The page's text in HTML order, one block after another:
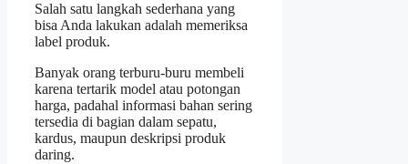
Salah satu langkah sederhana yang
bisa Anda lakukan adalah memeriksa
label produk.
Banyak orang terburu-buru membeli
karena tertarik model atau potongan
harga, padahal informasi bahan sering
tersedia di bagian dalam sepatu,
kardus, maupun deskripsi produk
daring.